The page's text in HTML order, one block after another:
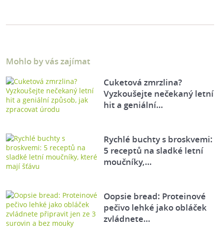
Mohlo by vás zajímat
Cuketová zmrzlina?
Vyzkoušejte nečekaný letní
hit a geniální…
Rychlé buchty s broskvemi:
5 receptů na sladké letní
moučníky,…
Oopsie bread: Proteinové
pečivo lehké jako obláček
zvládnete…